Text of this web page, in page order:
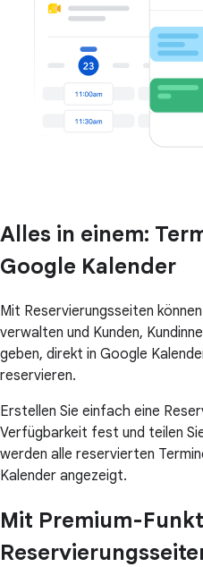
Alles in einem:
Google Kalender
Mit Reservierungsseiten
verwalten und Kunden,
geben, direkt in Google
reservieren.
Erstellen Sie einfach eine
Verfügbarkeit fest und teilen
werden alle reservierten
Kalender angezeigt.
Mit Premium-